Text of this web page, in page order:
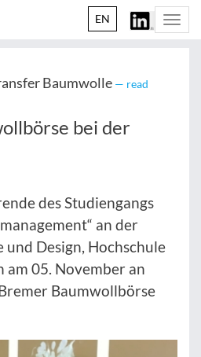
EN
Baumwolle — read
bei der
des Studiengangs
an der
Design, Hochschule
am 05. November an
Baumwollbörse